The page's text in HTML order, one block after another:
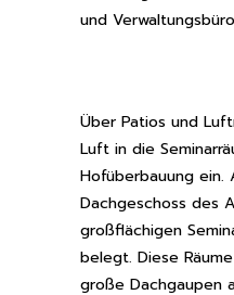
und
Über Patios und
Luft in die
Hofüberbauung ein.
Dachgeschoss des
großflächigen
belegt. Diese
große Dachgaupen